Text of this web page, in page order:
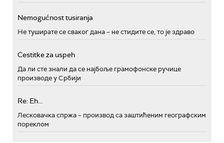
Nemogućnost tusiranja
Не туширате се сваког дана – не стидите се, то је здраво
Cestitke za uspeh
Да ли сте знали да се најбоље грамофонске ручице
производе у Србији
Re: Eh...
Лесковачка спржа – производ са заштићеним географским
пореклом